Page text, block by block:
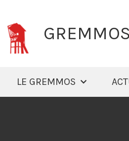
GREMMOS
LE GREMMOS